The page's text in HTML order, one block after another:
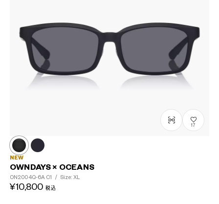
17
NEW
OWNDAYS × OCEANS
ON2004Q-6A C1 / Size: XL
¥10,800 税込